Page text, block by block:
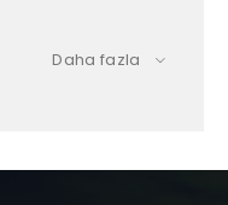
Daha fazla